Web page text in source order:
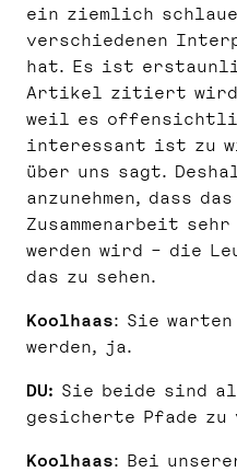
ein ziemlich
verschiedenen
hat. Es ist
Artikel zitiert wird.
weil es
interessant ist zu
über uns sagt.
anzunehmen, dass
Zusammenarbeit
werden wird – die
das zu sehen.
Koolhaas: Sie
werden, ja.
DU: Sie beide sind
gesicherte Pfade zu
Koolhaas: Bei